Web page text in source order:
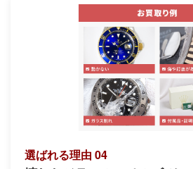
選ばれる理由 04